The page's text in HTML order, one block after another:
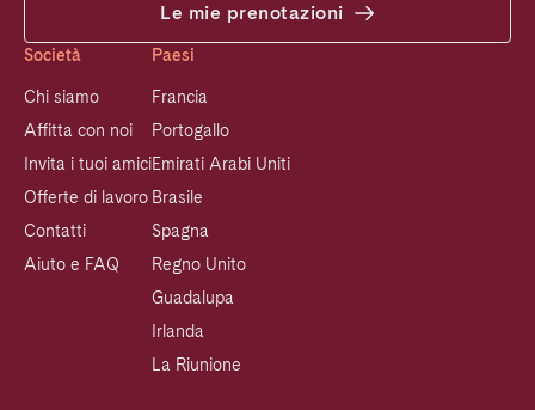
Le mie prenotazioni
Società
Chi siamo
Affitta con noi
Invita i tuoi amici
Offerte di lavoro
Contatti
Aiuto e FAQ
Paesi
Francia
Portogallo
Emirati Arabi Uniti
Brasile
Spagna
Regno Unito
Guadalupa
Irlanda
La Riunione